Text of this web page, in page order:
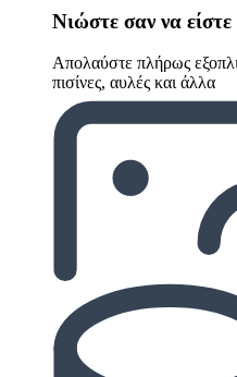
Νιώστε σαν να είστε
Απολαύστε πλήρως
πισίνες, αυλές και άλλα